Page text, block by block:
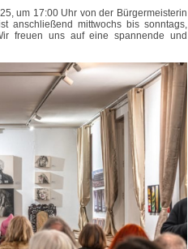
um 17:00 Uhr von der Bürgermeisterin
anschließend mittwochs bis sonntags,
freuen uns auf eine spannende und